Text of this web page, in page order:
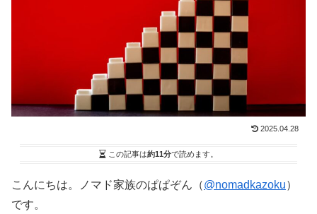
2025.04.28
この記事は約11分で読めます。
こんにちは。ノマド家族のぱぱぞん（@nomadkazoku）
です。